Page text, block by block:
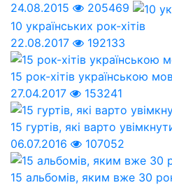
24.08.2015
205469
10 українських рок-хітів
22.08.2017
192133
15 рок-хітів українською
27.04.2017
153241
15 гуртів, які варто
06.07.2016
107052
15 альбомів, яким вже 30